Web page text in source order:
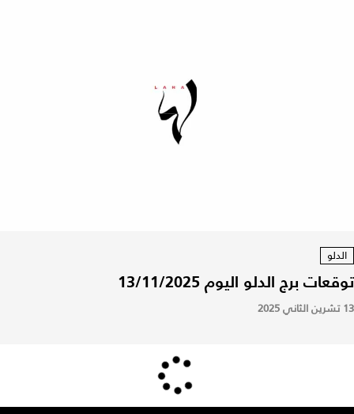
الدلو
توقعات برج الدلو اليوم 13/11/2025
13 تشرين الثاني 2025